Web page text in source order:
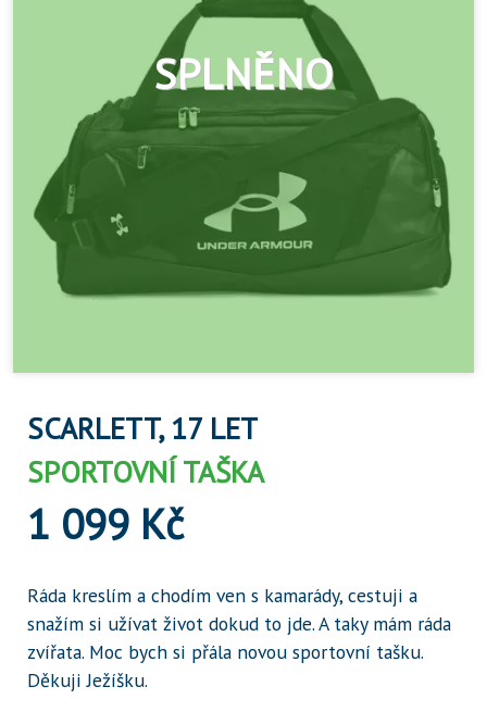
SCARLETT, 17 LET
SPORTOVNÍ TAŠKA
1 099 Kč
Ráda kreslím a chodím ven s kamarády, cestuji a
snažím si užívat život dokud to jde. A taky mám ráda
zvířata. Moc bych si přála novou sportovní tašku.
Děkuji Ježíšku.